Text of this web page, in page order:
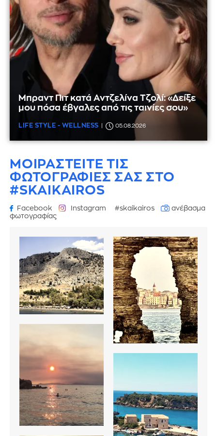
Μπραντ Πιτ κατά Αντζελίνα Τζολί: «Δείξε
μου πόσα έβγαλες από τις ταινίες σου»
LIFE STYLE - WELLNESS 05.08.2026
ΜΟΙΡΑΣΤΕΙΤΕ ΤΙΣ
ΦΩΤΟΓΡΑΦΙΕΣ ΣΑΣ ΣΤΟ
#SKAIKAIROS
Facebook Instagram #skaikairos
ανέβασμα
φωτογραφίας